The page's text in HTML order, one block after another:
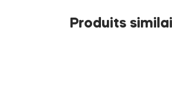
Produits